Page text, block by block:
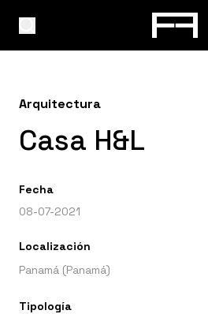
Arquitectura
Casa H&L
Fecha
08-07-2021
Localización
Panamá (Panamá)
Tipología